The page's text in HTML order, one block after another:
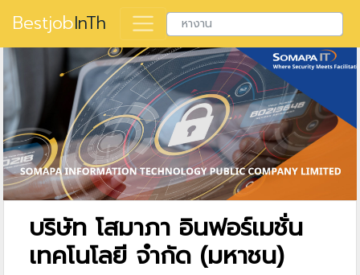
BestjobInTh
บริษัท โสมาภา อินฟอร์เมชั่น
เทคโนโลยี จำกัด (มหาชน)